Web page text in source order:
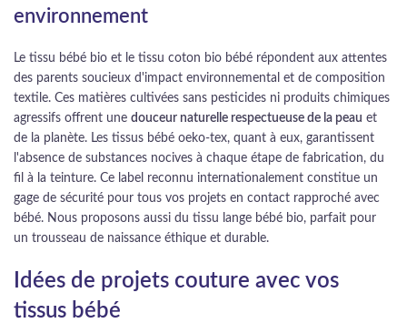
environnement
Le tissu bébé bio et le tissu coton bio bébé répondent aux attentes
des parents soucieux d'impact environnemental et de composition
textile. Ces matières cultivées sans pesticides ni produits chimiques
agressifs offrent une douceur naturelle respectueuse de la peau et
de la planète. Les tissus bébé oeko-tex, quant à eux, garantissent
l'absence de substances nocives à chaque étape de fabrication, du
fil à la teinture. Ce label reconnu internationalement constitue un
gage de sécurité pour tous vos projets en contact rapproché avec
bébé. Nous proposons aussi du tissu lange bébé bio, parfait pour
un trousseau de naissance éthique et durable.
Idées de projets couture avec vos
tissus bébé